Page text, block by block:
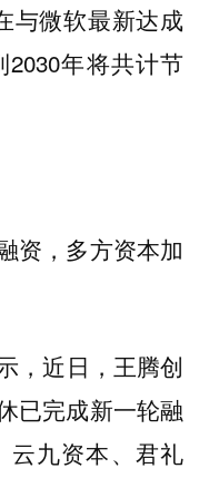
与微软最新达成
2030年将共计节
资，多方资本加
，近日，王腾创
已完成新一轮融
云九资本、君礼